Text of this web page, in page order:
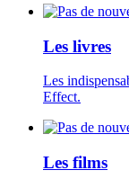
Les livres
Les
Effect.
Les films